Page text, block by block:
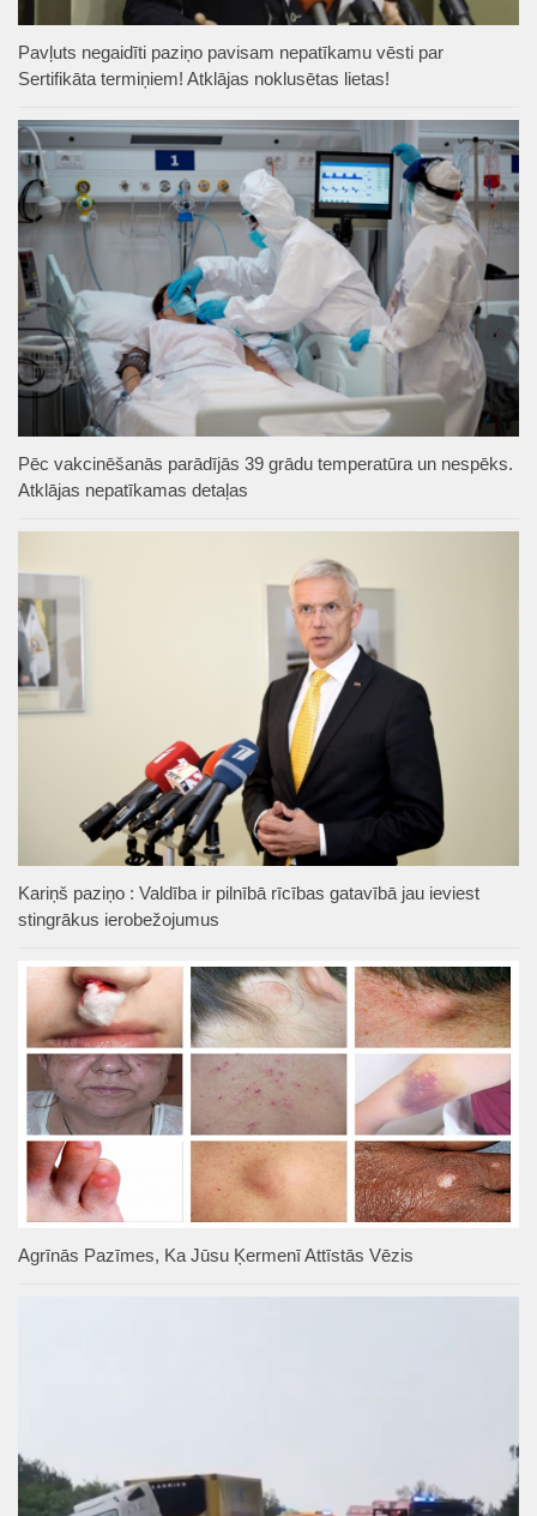
Pavļuts negaidīti paziņo pavisam nepatīkamu vēsti par
Sertifikāta termiņiem! Atklājas noklusētas lietas!
Pēc vakcinēšanās parādījās 39 grādu temperatūra un nespēks.
Atklājas nepatīkamas detaļas
Kariņš paziņo : Valdība ir pilnībā rīcības gatavībā jau ieviest
stingrākus ierobežojumus
Agrīnās Pazīmes, Ka Jūsu Ķermenī Attīstās Vēzis